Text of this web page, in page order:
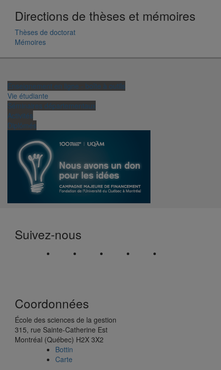
Directions de thèses et mémoires
Thèses de doctorat
Mémoires
Enseignement en ligne - boîte à outils
Vie étudiante
Séminaires départementaux
Activités
Diplômés
Suivez-nous
Coordonnées
École des sciences de la gestion
315, rue Sainte-Catherine Est
Montréal (Québec) H2X 3X2
Bottin
Carte